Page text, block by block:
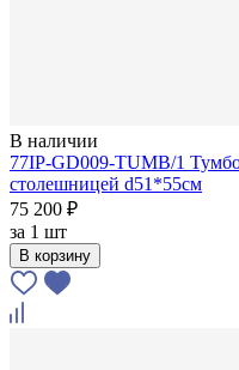
В наличии
77IP-GD009-TUMB/1
столешницей d51*55см
75 200 ₽
за 1 шт
В корзину